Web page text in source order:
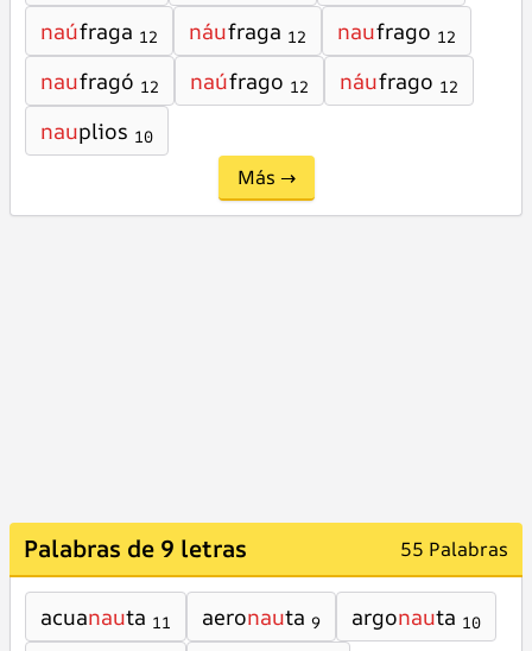
naúfraga 12 náufraga 12 naufrago 12
naufragó 12 naúfrago 12 náufrago 12
nauplios 10
Más →
Palabras de 9 letras 55 Palabras
acuanauta 11 aeronauta 9 argonauta 10